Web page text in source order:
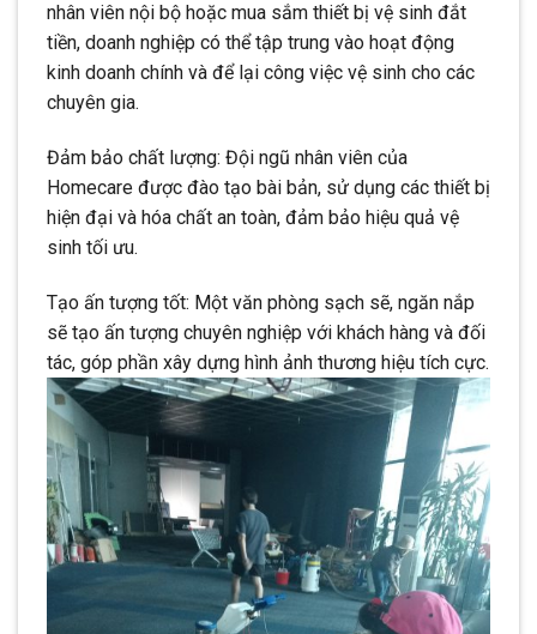
nhân viên nội bộ hoặc mua sắm thiết bị vệ sinh đắt
tiền, doanh nghiệp có thể tập trung vào hoạt động
kinh doanh chính và để lại công việc vệ sinh cho các
chuyên gia.
Đảm bảo chất lượng: Đội ngũ nhân viên của
Homecare được đào tạo bài bản, sử dụng các thiết bị
hiện đại và hóa chất an toàn, đảm bảo hiệu quả vệ
sinh tối ưu.
Tạo ấn tượng tốt: Một văn phòng sạch sẽ, ngăn nắp
sẽ tạo ấn tượng chuyên nghiệp với khách hàng và đối
tác, góp phần xây dựng hình ảnh thương hiệu tích cực.